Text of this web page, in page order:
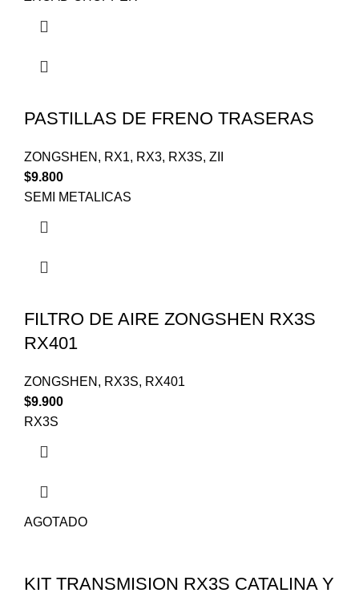
PASTILLAS DE FRENO TRASERAS
ZONGSHEN , RX1, RX3, RX3S, ZII
$9.800
SEMI METALICAS
FILTRO DE AIRE ZONGSHEN RX3S
RX401
ZONGSHEN , RX3S, RX401
$9.900
RX3S
AGOTADO
KIT TRANSMISION RX3S CATALINA Y